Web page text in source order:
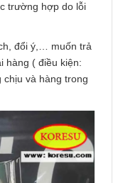
trường hợp do lỗi
đổi ý,… muốn trả
hàng ( điều kiện:
và hàng trong